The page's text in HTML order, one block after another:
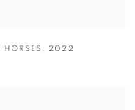
HORSES , 2022